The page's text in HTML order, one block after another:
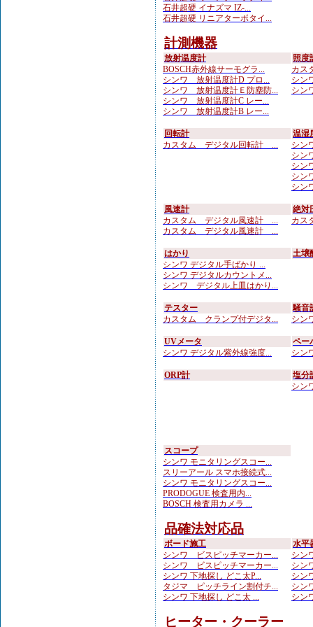
石井超硬 イナズマ IZ-...
石井超硬 リニアターボタイ...
計測機器
放射温度計
BOSCH赤外線サーモグラ...
シンワ 放射温度計D プロ...
シンワ 放射温度計Ｅ防塵防...
シンワ 放射温度計C レー...
シンワ 放射温度計B レー...
照度
カス
シン
シン
回転計
カスタム デジタル回転計 ...
温湿
シン
シン
シン
シン
シン
風速計
カスタム デジタル風速計 ...
カスタム デジタル風速計 ...
絶対
カス
はかり
シンワ デジタル手ばかり ...
シンワ デジタルカウントメ...
シンワ デジタル上皿はかり...
土壌
テスター
カスタム クランプ付デジタ...
騒音
シン
UVメータ
シンワ デジタル紫外線強度...
ペー
シン
ORP計
塩分
シン
スコープ
シンワ モニタリングスコー...
スリーアール スマホ接続式...
シンワ モニタリングスコー...
PRODOGUE 検査用内...
BOSCH 検査用カメラ ...
品確法対応品
ボード施工
シンワ ビスピッチマーカー...
シンワ ビスピッチマーカー...
シンワ 下地探し どこ太P...
タジマ ピッチライン割付チ...
シンワ 下地探し どこ太 ...
水平
シン
シン
シン
シン
シン
ヒーター・クーラー